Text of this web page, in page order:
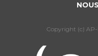
Copyright (c) AP-